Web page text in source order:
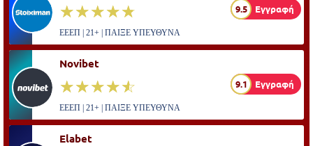
☆☆☆☆☆
★★★★★ 9.5 Εγγραφή
ΕΕΕΠ | 21+ | ΠΑΙΞΕ ΥΠΕΥΘΥΝΑ
Novibet
☆☆☆☆☆
★★★★★ 9.1 Εγγραφή
ΕΕΕΠ | 21+ | ΠΑΙΞΕ ΥΠΕΥΘΥΝΑ
Elabet